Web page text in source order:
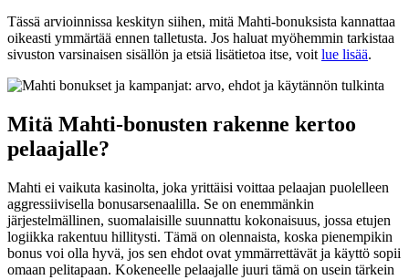
Tässä arvioinnissa keskityn siihen, mitä Mahti-bonuksista kannattaa
oikeasti ymmärtää ennen talletusta. Jos haluat myöhemmin tarkistaa
sivuston varsinaisen sisällön ja etsiä lisätietoa itse, voitlue lisää.
Mitä Mahti-bonusten rakenne kertoo
pelaajalle?
Mahti ei vaikuta kasinolta, joka yrittäisi voittaa pelaajan puolelleen
aggressiivisella bonusarsenaalilla. Se on enemmänkin
järjestelmällinen, suomalaisille suunnattu kokonaisuus, jossa etujen
logiikka rakentuu hillitysti. Tämä on olennaista, koska pienempikin
bonus voi olla hyvä, jos sen ehdot ovat ymmärrettävät ja käyttö sopii
omaan pelitapaan. Kokeneelle pelaajalle juuri tämä on usein tärkein